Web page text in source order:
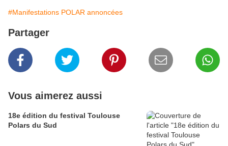
#Manifestations POLAR annoncées
Partager
Vous aimerez aussi
18e édition du festival Toulouse
Polars du Sud